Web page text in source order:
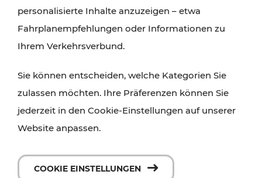
personalisierte Inhalte anzuzeigen – etwa
Fahrplanempfehlungen oder Informationen zu
Ihrem Verkehrsverbund.
Sie können entscheiden, welche Kategorien Sie
zulassen möchten. Ihre Präferenzen können Sie
jederzeit in den Cookie-Einstellungen auf unserer
Website anpassen.
COOKIE EINSTELLUNGEN